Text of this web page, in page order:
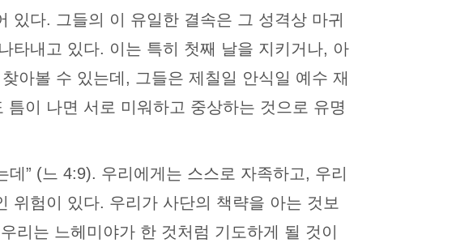
있다. 그들의 이 유일한 결속은 그 성격상 마귀
타내고 있다. 이는 특히 첫째 날을 지키거나, 아
아볼 수 있는데, 그들은 제칠일 안식일 예수 재
이 나면 서로 미워하고 중상하는 것으로 유명
” (느 4:9). 우리에게는 스스로 자족하고, 우리
위험이 있다. 우리가 사단의 책략을 아는 것보
리는 느헤미야가 한 것처럼 기도하게 될 것이